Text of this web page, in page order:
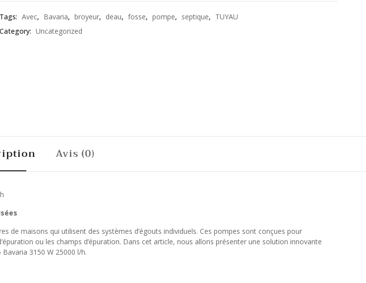
Tags: Avec, Bavaria, broyeur, deau, fosse, pompe, septique, TUYAU
Category: Uncategorized
Avis (0)
de maisons qui utilisent des systèmes d’égouts individuels. Ces pompes sont conçues pour
ou les champs d’épuration. Dans cet article, nous allons présenter une solution innovante
3150 W 25000 l/h.